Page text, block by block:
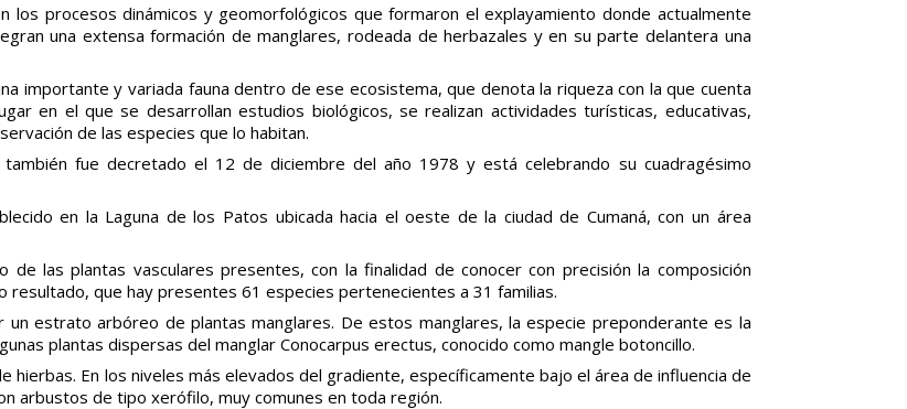
los procesos dinámicos y geomorfológicos que formaron el explayamiento donde actualmente
una extensa formación de manglares, rodeada de herbazales y en su parte delantera una
importante y variada fauna dentro de ese ecosistema, que denota la riqueza con la que cuenta
en el que se desarrollan estudios biológicos, se realizan actividades turísticas, educativas,
de las especies que lo habitan.
fue decretado el 12 de diciembre del año 1978 y está celebrando su cuadragésimo
en la Laguna de los Patos ubicada hacia el oeste de la ciudad de Cumaná, con un área
las plantas vasculares presentes, con la finalidad de conocer con precisión la composición
que hay presentes 61 especies pertenecientes a 31 familias.
estrato arbóreo de plantas manglares. De estos manglares, la especie preponderante es la
plantas dispersas del manglar Conocarpus erectus, conocido como mangle botoncillo.
En los niveles más elevados del gradiente, específicamente bajo el área de influencia de
arbustos de tipo xerófilo, muy comunes en toda región.